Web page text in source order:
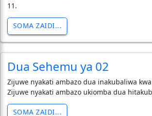
11.
SOMA ZAIDI...
Dua Sehemu ya 02
Zijuwe nyakati ambazo dua inakubaliwa
Zijuwe nyakati ambazo ukiomba dua
SOMA ZAIDI...